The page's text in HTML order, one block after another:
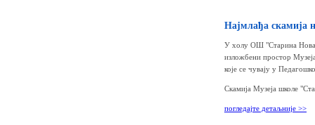
Најмлађа скамија
У холу ОШ "Старина
изложбени простор
које се чувају у
Скамија Музеја школе
погледајте детаљније >>